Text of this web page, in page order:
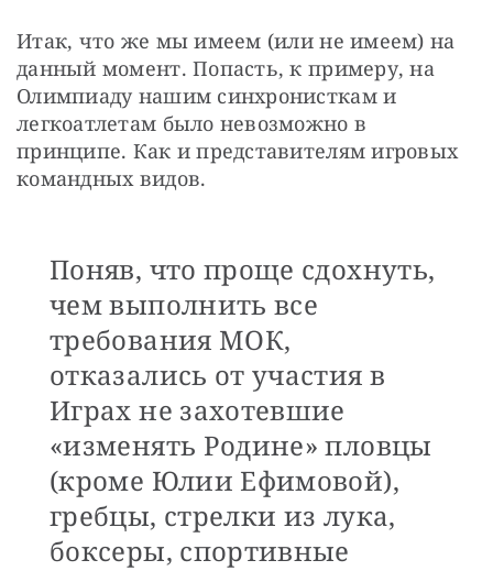
Итак, что же мы имеем (или не имеем) на
данный момент. Попасть, к примеру, на
Олимпиаду нашим синхронисткам и
легкоатлетам было невозможно в
принципе. Как и представителям игровых
командных видов.
Поняв, что проще сдохнуть,
чем выполнить все
требования МОК,
отказались от участия в
Играх не захотевшие
«изменять Родине» пловцы
(кроме Юлии Ефимовой),
гребцы, стрелки из лука,
боксеры, спортивные